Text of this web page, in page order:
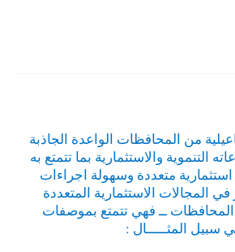
من المحافظات الواعدة الجاذبة
التنموية والاستثمارية بما تتمتع به
متعددة وسهولة اجراءات
المجالات الاستثمارية المتعددة
ــ فهي تتمتع بموصفات
سبيل المثـــــال :